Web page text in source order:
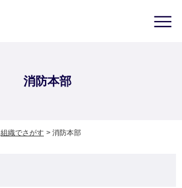
消防本部
組織でさがす > 消防本部